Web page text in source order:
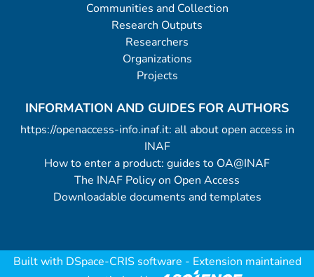
Communities and Collection
Research Outputs
Researchers
Organizations
Projects
INFORMATION AND GUIDES FOR AUTHORS
https://openaccess-info.inaf.it: all about open access in
INAF
How to enter a product: guides to OA@INAF
The INAF Policy on Open Access
Downloadable documents and templates
Built with DSpace-CRIS software - Extension maintained